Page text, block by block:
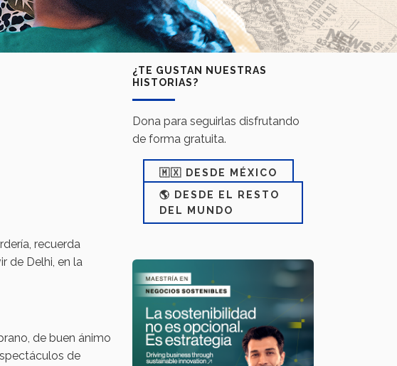
recuerda
de Delhi, en la
de buen ánimo
de
¿TE GUSTAN NUESTRAS
HISTORIAS?
Dona para seguirlas disfrutando
de forma gratuita.
🇲🇽 DESDE MÉXICO
🌎 DESDE EL RESTO
DEL MUNDO